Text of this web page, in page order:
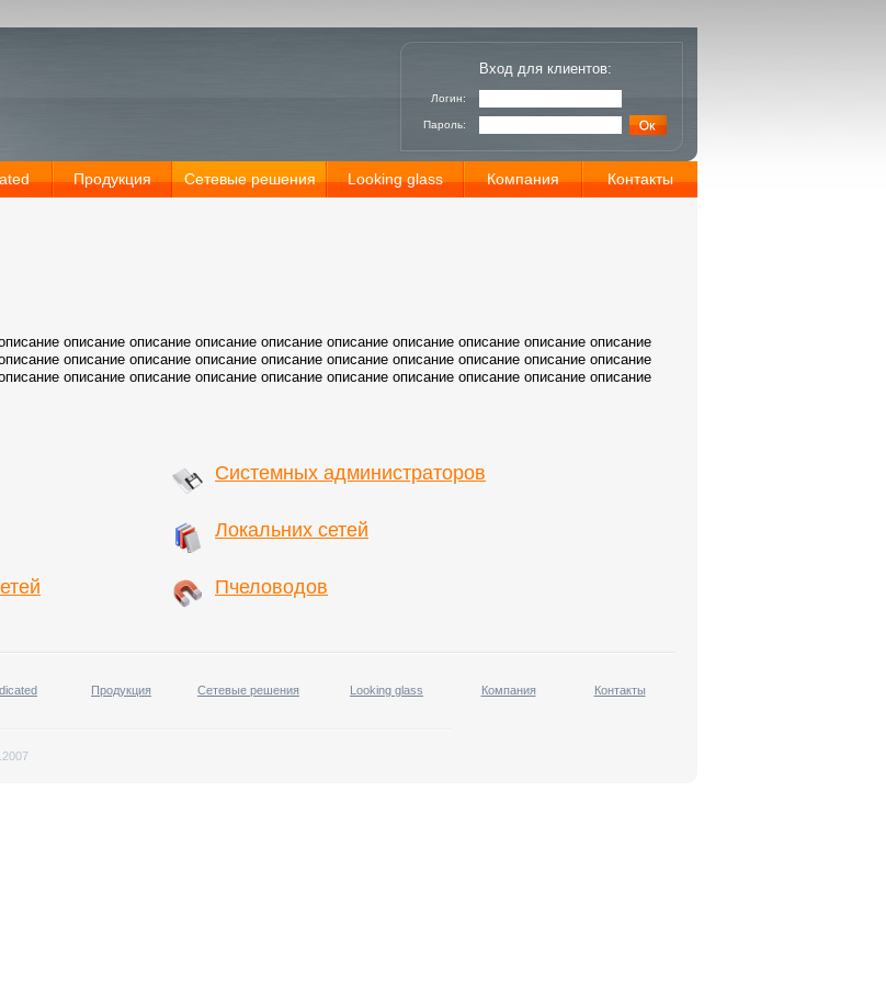
Вход для клиентов:
Логин:
Пароль:
Продукция Сетевые решения Looking glass Компания Контакты
описание описание описание описание описание описание описание описание описание
описание описание описание описание описание описание описание описание описание
описание описание описание описание описание описание описание описание описание
Системных администраторов
Локальних сетей
Пчеловодов
Продукция Сетевые решения Looking glass Компания Контакты